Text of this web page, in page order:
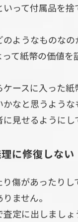
いって付属品を捨
ようなものな
て紙幣の価値を
ースに入った紙
なと思うような
見せるようにし
に修復しない
傷があったりし
ません。
定に出しましょ